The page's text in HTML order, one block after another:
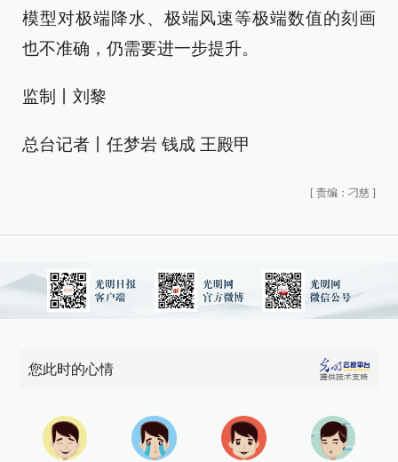
模型对极端降水、极端风速等极端数值的刻画
也不准确，仍需要进一步提升。
监制丨刘黎
总台记者丨任梦岩 钱成 王殿甲
[ 责编：刁慈 ]
您此时的心情